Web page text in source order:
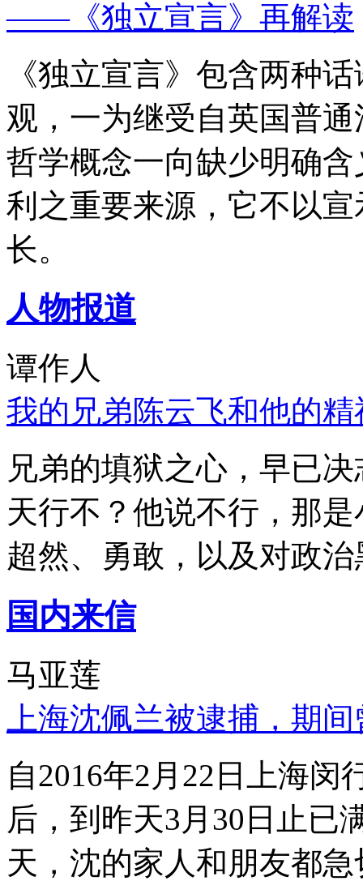
——《独立宣言》再解读
《独立宣言》包含两种
观，一为继受自英国普
哲学概念一向缺少明确
利之重要来源，它不以
长。
人物报道
谭作人
我的兄弟陈云飞和他的
兄弟的填狱之心，早已
天行不？他说不行，那
超然、勇敢，以及对政
国内来信
马亚莲
上海沈佩兰被逮捕，期
自2016年2月22日上海
后，到昨天3月30日止已
天，沈的家人和朋友都